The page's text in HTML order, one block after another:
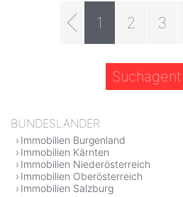
1 2 3
Suchagent
BUNDESLÄNDER
Immobilien Burgenland
Immobilien Kärnten
Immobilien Niederösterreich
Immobilien Oberösterreich
Immobilien Salzburg